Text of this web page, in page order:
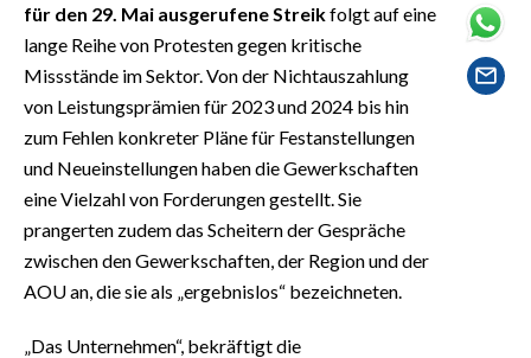
INFO AZIENDE
ABBONATI
NECROLOGI
PUBBLICITÀ
SPIAGGE
STORE
für den 29. Mai ausgerufene Streikfolgt auf eine
lange Reihe von Protesten gegen kritische
Missstände im Sektor. Von der Nichtauszahlung
von Leistungsprämien für 2023 und 2024 bis hin
zum Fehlen konkreter Pläne für Festanstellungen
und Neueinstellungen haben die Gewerkschaften
eine Vielzahl von Forderungen gestellt. Sie
prangerten zudem das Scheitern der Gespräche
zwischen den Gewerkschaften, der Region und der
AOU an, die sie als „ergebnislos“ bezeichneten.
„Das Unternehmen“, bekräftigt die